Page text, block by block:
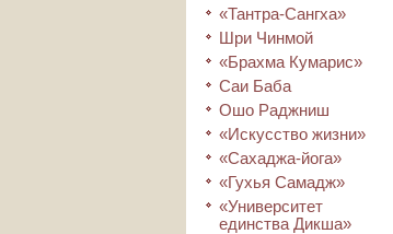
«Тантра-Сангха»
Шри Чинмой
«Брахма Кумарис»
Саи Баба
Ошо Раджниш
«Искусство жизни»
«Сахаджа-йога»
«Гухья Самадж»
«Университет
единства Дикша»